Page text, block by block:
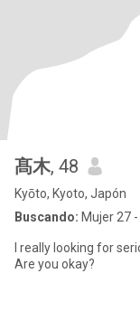
髙木, 48
Kyōto, Kyoto, Japón
Buscando: Mujer 27
I really looking for
Are you okay?